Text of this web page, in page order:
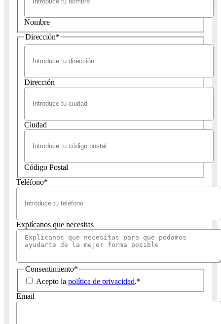
Nombre
Dirección*
Dirección
Ciudad
Código Postal
Teléfono*
Explícanos que necesitas
Consentimiento*
Acepto la política de privacidad.*
Email